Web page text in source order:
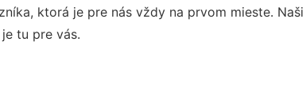
ktorá je pre nás vždy na prvom mieste.
tu pre vás.